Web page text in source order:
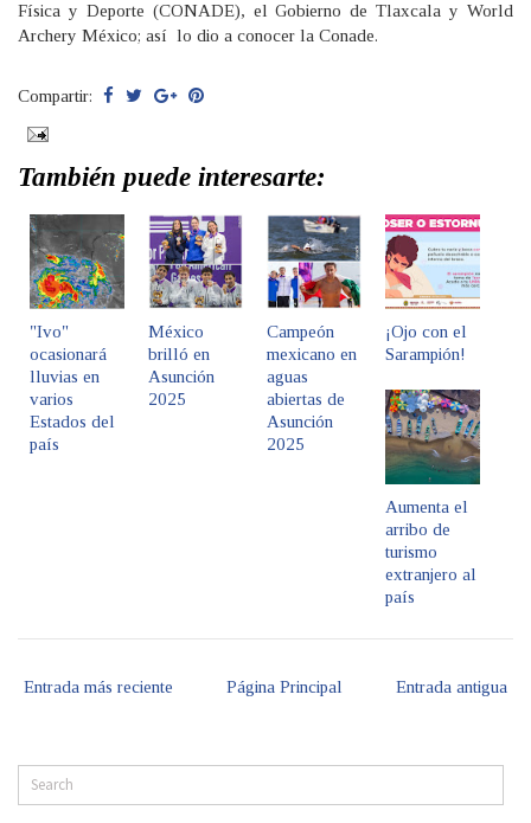
Física y Deporte (CONADE), el Gobierno de Tlaxcala y World
Archery México; así lo dio a conocer la Conade.
Compartir:
También puede interesarte:
"Ivo"
ocasionará
lluvias en
varios
Estados del
país
México
brilló en
Asunción
2025
Campeón
mexicano en
aguas
abiertas de
Asunción
2025
¡Ojo con el
Sarampión!
Aumenta el
arribo de
turismo
extranjero al
país
Entrada más reciente Entrada antigua
Página Principal